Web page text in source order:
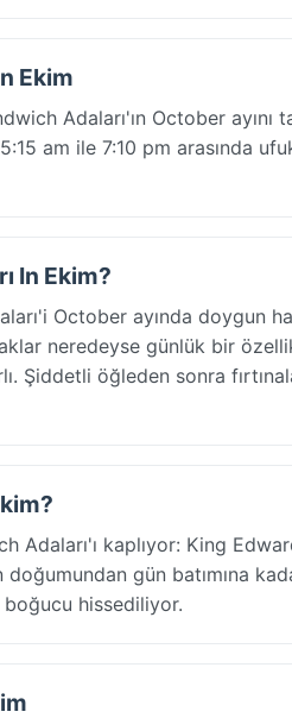
Ekim
Adaları'ın October ayını
am ile 7:10 pm arasında
In Ekim?
October ayında doygun
neredeyse günlük bir
Şiddetli öğleden sonra
Adaları'ı kaplıyor: King
gün batımına
hissediliyor.